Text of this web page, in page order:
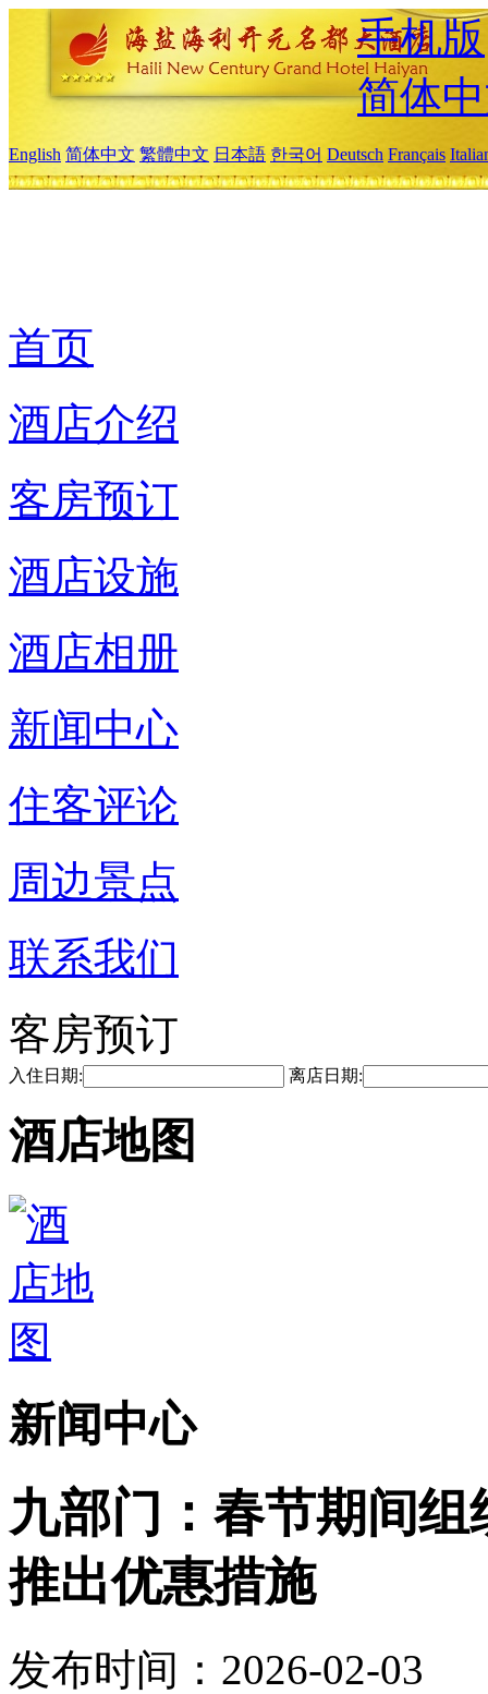
手机版
简体
English 简体中文 繁體中文 日本語 한국어 Deutsch Français
首页
酒店介绍
客房预订
酒店设施
酒店相册
新闻中心
住客评论
周边景点
联系我们
客房预订
入住日期: 离店日期:
酒店地图
新闻中心
九部门：春节期间
推出优惠措施
发布时间：2026-02-03